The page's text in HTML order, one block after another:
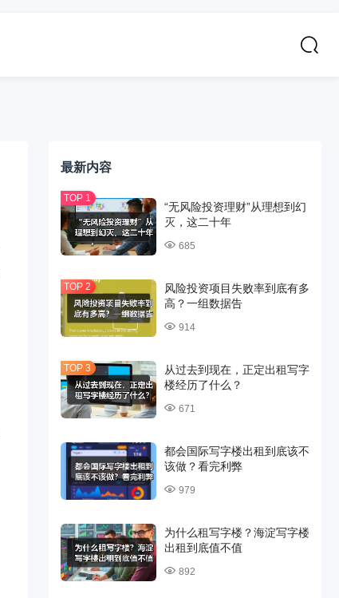
最新内容
“无风险投资理财”从理想到幻
灭，这二十年
685
风险投资项目失败率到底有多
高？一组数据告
914
从过去到现在，正定出租写字
楼经历了什么？
671
都会国际写字楼出租到底该不
该做？看完利弊
979
为什么租写字楼？海淀写字楼
出租到底值不值
892